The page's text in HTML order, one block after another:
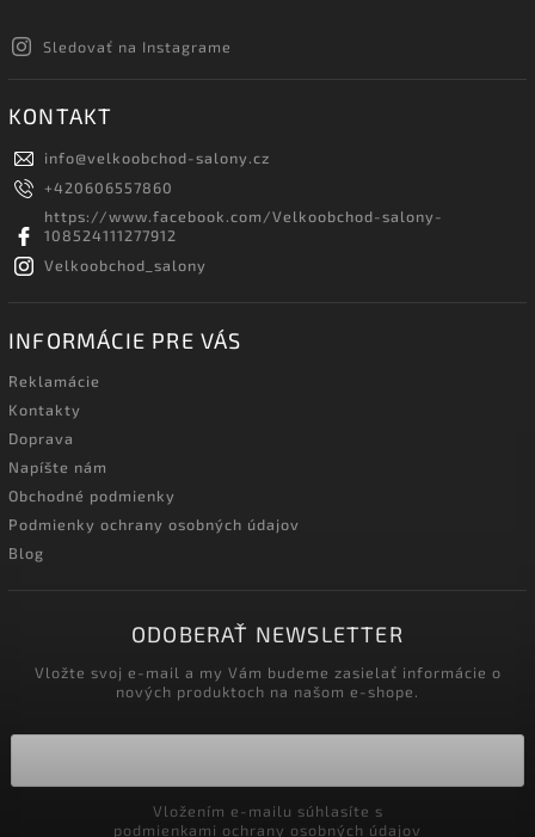
Sledovať na Instagrame
KONTAKT
info@velkoobchod-salony.cz
+420606557860
https://www.facebook.com/Velkoobchod-salony-
108524111277912
Velkoobchod_salony
INFORMÁCIE PRE VÁS
Reklamácie
Kontakty
Doprava
Napíšte nám
Obchodné podmienky
Podmienky ochrany osobných údajov
Blog
ODOBERAŤ NEWSLETTER
Vložte svoj e-mail a my Vám budeme zasielať informácie o
nových produktoch na našom e-shope.
podmienkami ochrany osobných údajov